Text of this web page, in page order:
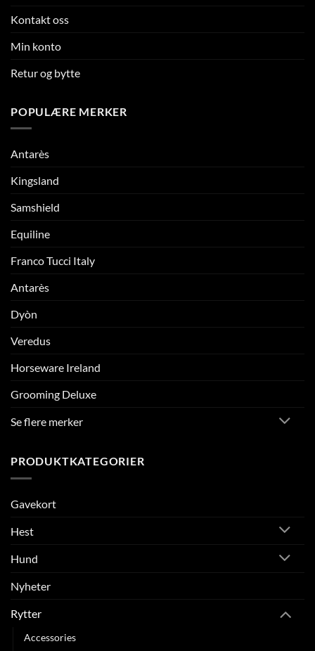
Kontakt oss
Min konto
Retur og bytte
POPULÆRE MERKER
Antarès
Kingsland
Samshield
Equiline
Franco Tucci Italy
Antarès
Dyòn
Veredus
Horseware Ireland
Grooming Deluxe
Se flere merker
PRODUKTKATEGORIER
Gavekort
Hest
Hund
Nyheter
Rytter
Accessories